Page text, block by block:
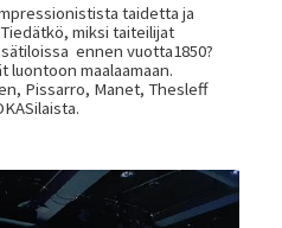
taidetta ja
miksi taiteilijat
ennen vuotta1850?
luontoon maalaamaan.
Pissarro, Manet, Thesleff